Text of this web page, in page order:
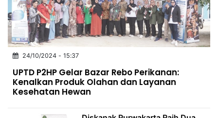
INDONESIA
Partner
Insight
NTB
Suara
Time
Lens
IDN
Daily
Jogja
Jalan
Rakyat
Idealita
News
Kita
Notice
Dinamikapost.com
Radar
Baru
Seedbacklink
24/10/2024 - 15:37
UPTD P2HP Gelar Bazar Rebo Perikanan:
Kenalkan Produk Olahan dan Layanan
Kesehatan Hewan